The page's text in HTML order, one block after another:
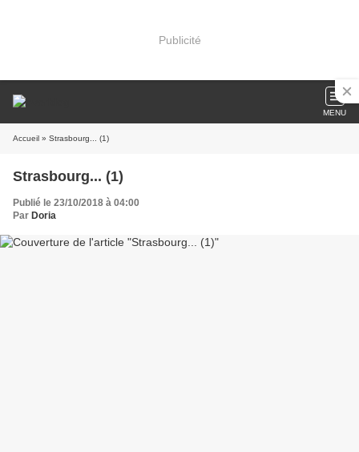
Publicité
MENU
Accueil » Strasbourg... (1)
Strasbourg... (1)
Publié le 23/10/2018 à 04:00
Par Doria